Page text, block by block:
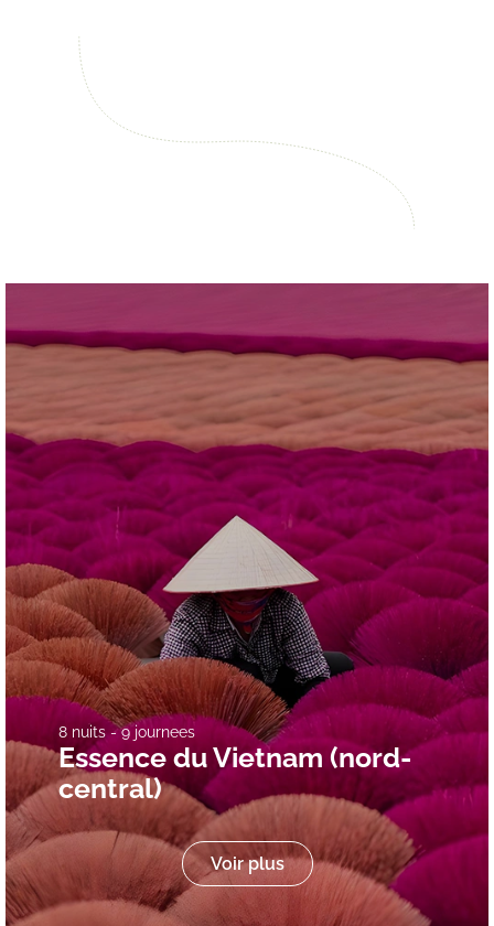
8 nuits - 9 journees
Essence du Vietnam (nord-
central)
Voir plus